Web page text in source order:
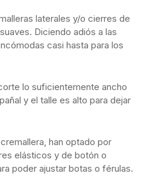
laterales y/o cierres de
Diciendo adiós a las
casi hasta para los
lo suficientemente ancho
y el talle es alto para dejar
han optado por
elásticos y de botón o
poder ajustar botas o férulas.